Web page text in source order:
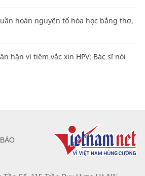
hoàn nguyên tố hóa học bằng thơ,
hận vì tiêm vắc xin HPV: Bác sĩ nói